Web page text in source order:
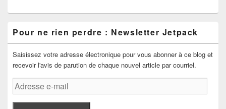
Pour ne rien perdre : Newsletter Jetpack
Saisissez votre adresse électronique pour vous abonner à ce blog et
recevoir l'avis de parution de chaque nouvel article par courriel.
Adresse
e-
mail